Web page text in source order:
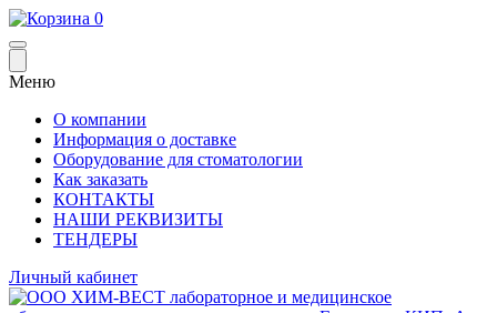
0
Меню
О компании
Информация о доставке
Оборудование для стоматологии
Как заказать
КОНТАКТЫ
НАШИ РЕКВИЗИТЫ
ТЕНДЕРЫ
Личный кабинет